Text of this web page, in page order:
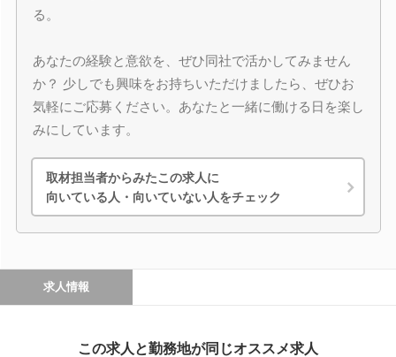
る。
あなたの経験と意欲を、ぜひ同社で活かしてみません
か？ 少しでも興味をお持ちいただけましたら、ぜひお
気軽にご応募ください。あなたと一緒に働ける日を楽し
みにしています。
取材担当者からみたこの求人に
向いている人・向いていない人をチェック
求人情報
この求人と勤務地が同じオススメ求人